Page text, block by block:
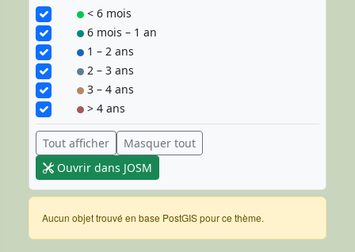
< 6 mois
6 mois – 1 an
1 – 2 ans
2 – 3 ans
3 – 4 ans
> 4 ans
Tout afficher
Masquer tout
Ouvrir dans JOSM
Aucun objet trouvé en base PostGIS pour ce thème.